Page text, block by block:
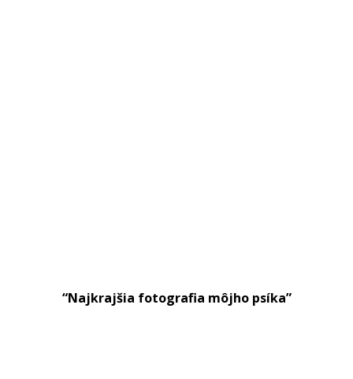
“Najkrajšia fotografia môjho psíka”